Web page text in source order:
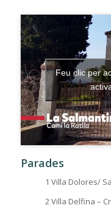
Feu clic per
Parades
1 Villa Dolores/
2 Villa Delfina –